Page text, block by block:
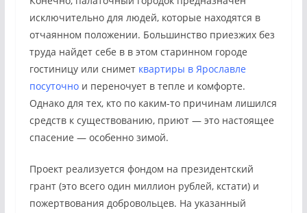
исключительно для людей, которые находятся в
отчаянном положении. Большинство приезжих без
труда найдет себе в в этом старинном городе
гостиницу или снимет квартиры в Ярославле
посуточнои переночует в тепле и комфорте.
Однако для тех, кто по каким-то причинам лишился
средств к существованию, приют — это настоящее
спасение — особенно зимой.
Проект реализуется фондом на президентский
грант (это всего один миллион рублей, кстати) и
пожертвования добровольцев. На указанный